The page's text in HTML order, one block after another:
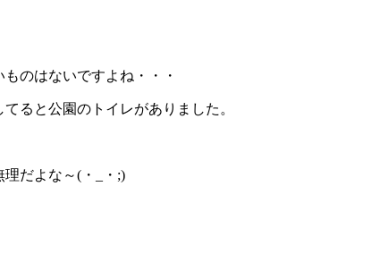
のはないですよね・・・
ると公園のトイレがありました。
だよな～(・_・;)